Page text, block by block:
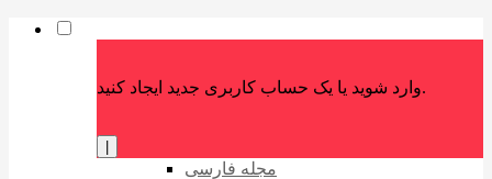
وارد شوید یا یک حساب کاربری جدید ایجاد کنید.
مجله فارسی